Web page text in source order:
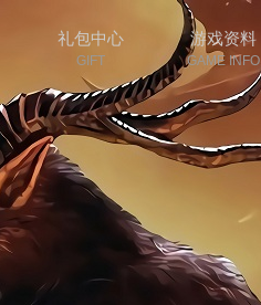
礼包中心
GIFT
游戏资料
GAME INFO